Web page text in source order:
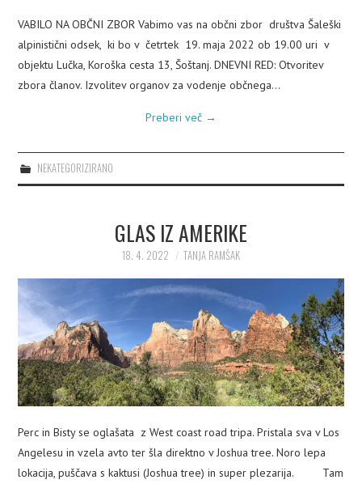
VABILO NA OBČNI ZBOR Vabimo vas na občni zbor društva Šaleški
alpinistični odsek, ki bo v četrtek 19. maja 2022 ob 19.00 uri v
objektu Lučka, Koroška cesta 13, Šoštanj. DNEVNI RED: Otvoritev
zbora članov. Izvolitev organov za vodenje občnega…
Preberi več →
NEKATEGORIZIRANO
GLAS IZ AMERIKE
18. 4. 2022 TANJA RAMŠAK
Perc in Bisty se oglašata z West coast road tripa. Pristala sva v Los
Angelesu in vzela avto ter šla direktno v Joshua tree. Noro lepa
lokacija, puščava s kaktusi (Joshua tree) in super plezarija. Tam